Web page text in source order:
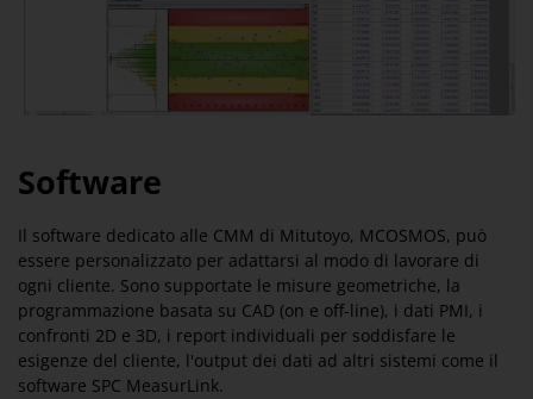
Software
Il software dedicato alle CMM di Mitutoyo, MCOSMOS, può
essere personalizzato per adattarsi al modo di lavorare di
ogni cliente. Sono supportate le misure geometriche, la
programmazione basata su CAD (on e off-line), i dati PMI, i
confronti 2D e 3D, i report individuali per soddisfare le
esigenze del cliente, l'output dei dati ad altri sistemi come il
software SPC MeasurLink.